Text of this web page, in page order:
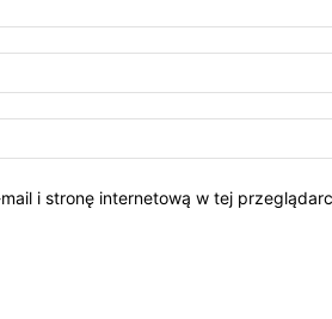
i stronę internetową w tej